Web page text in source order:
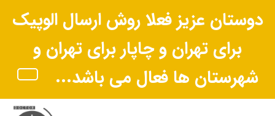
دوستان عزیز فعلا روش ارسال الوپیک
برای تهران و چاپار برای تهران و
شهرستان ها فعال می باشد...